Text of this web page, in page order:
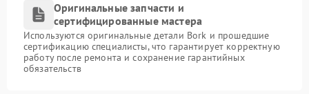
Оригинальные запчасти и
сертифицированные мастера
Используются оригинальные детали Bork и прошедшие
сертификацию специалисты, что гарантирует корректную
работу после ремонта и сохранение гарантийных
обязательств